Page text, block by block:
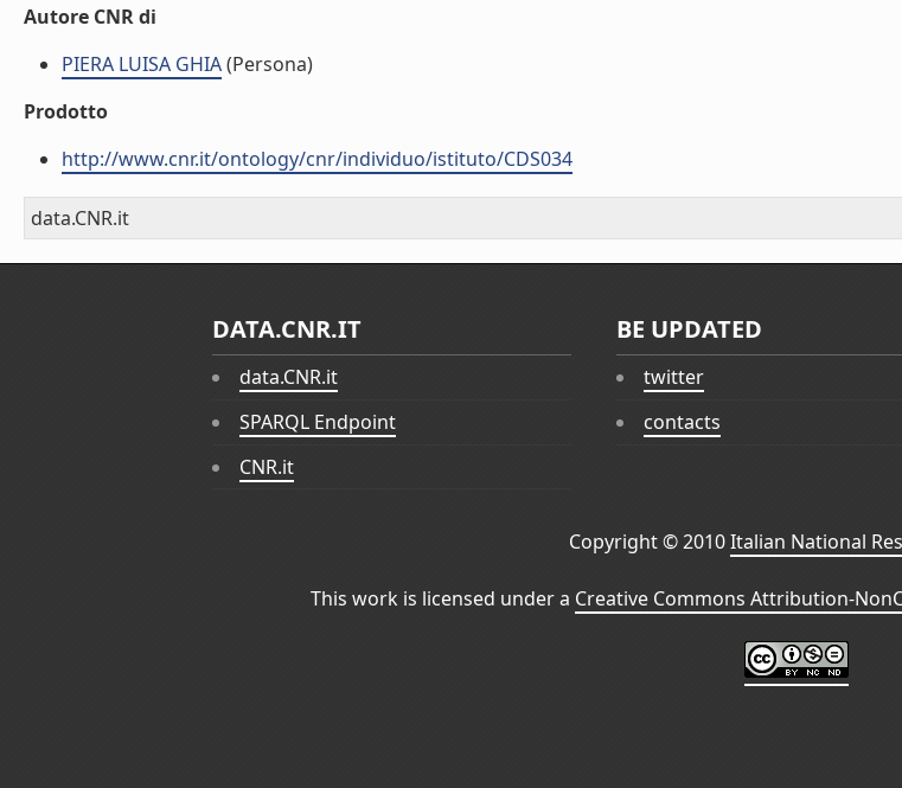
Autore CNR di
PIERA LUISA GHIA(Persona)
Prodotto
http://www.cnr.it/ontology/cnr/individuo/istituto/CDS034
data.CNR.it
DATA.CNR.IT
data.CNR.it
SPARQL Endpoint
CNR.it
BE UPDATED
twitter
contacts
Copyright © 2010Italian National
This work is licensed under a Creative Commons Attribution-